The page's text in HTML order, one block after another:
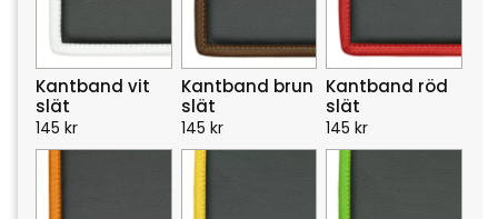
Kantband vit
slät
145 kr
Kantband brun
slät
145 kr
Kantband röd
slät
145 kr